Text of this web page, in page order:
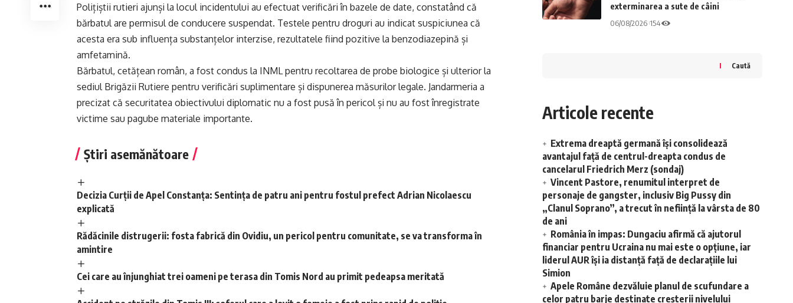
Polițiștii rutieri ajunși la locul incidentului au efectuat verificări în bazele de date, constatând că
bărbatul are permisul de conducere suspendat. Testele pentru droguri au indicat suspiciunea că
acesta era sub influența substanțelor interzise, rezultatele fiind pozitive la benzodiazepină și
amfetamină.
Bărbatul, cetățean român, a fost condus la INML pentru recoltarea de probe biologice și ulterior la
sediul Brigăzii Rutiere pentru verificări suplimentare și dispunerea măsurilor legale. Jandarmeria a
precizat că securitatea obiectivului diplomatic nu a fost pusă în pericol și nu au fost înregistrate
victime sau pagube materiale importante.
Știri asemănătoare
Decizia Curții de Apel Constanța: Sentința de patru ani pentru fostul prefect Adrian Nicolaescu
explicată
Rădăcinile distrugerii: fosta fabrică din Ovidiu, un pericol pentru comunitate, se va transforma în
amintire
Cei care au înjunghiat trei oameni pe terasa din Tomis Nord au primit pedeapsa meritată
exterminarea a sute de câini
06/08/2026 154
Caută
Articole recente
Extrema dreaptă germană își consolidează
avantajul față de centrul-dreapta condus de
cancelarul Friedrich Merz (sondaj)
Vincent Pastore, renumitul interpret de
personaje de gangster, inclusiv Big Pussy din
„Clanul Soprano”, a trecut în neființă la vârsta de 80
de ani
România în impas: Dungaciu afirmă că ajutorul
financiar pentru Ucraina nu mai este o opțiune, iar
liderul AUR își ia distanță față de declarațiile lui
Simion
Apele Române dezvăluie planul de scufundare a
celor patru barje destinate creșterii nivelului